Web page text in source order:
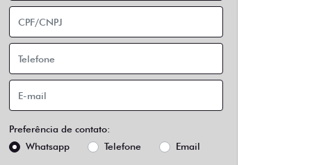
Preferência de contato:
Whatsapp
Telefone Email